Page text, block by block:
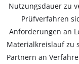
Nutzungsdauer zu
Prüfverfahren
Anforderungen an
Materialkreislauf zu
Partnern an